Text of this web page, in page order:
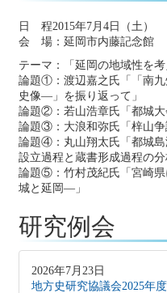
日 程2015年7月4日（土）
会 場：延岡市内藤記念館
テーマ：「延岡の地域性を
論題①：渡辺嘉之氏「「南
史像―」を振り返って」
論題②：若山浩章氏「都城大
論題③：大浪和弥氏「梓山争
論題④：丸山翔太氏「都城
設立過程と蔵書形成過程の
論題⑤：竹村茂紀氏「宮崎
城と延岡―」
研究例会
2026年7月23日
地方史研究協議会2025年